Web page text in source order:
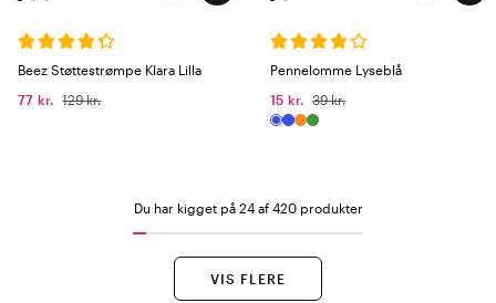
Beez Støttestrømpe Klara Lilla
77 kr.
129 kr.
Pennelomme Lyseblå
15 kr.
39 kr.
Du har kigget på 24 af 420 produkter
VIS FLERE